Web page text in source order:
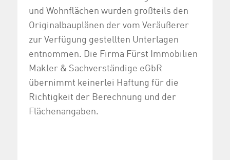
und Wohnflächen wurden großteils den
Originalbauplänen der vom Veräußerer
zur Verfügung gestellten Unterlagen
entnommen. Die Firma Fürst Immobilien
Makler & Sachverständige eGbR
übernimmt keinerlei Haftung für die
Richtigkeit der Berechnung und der
Flächenangaben.